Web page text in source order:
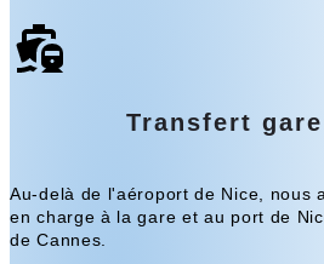
Transfert
Au-delà de l'aéroport de Nice, nous
en charge à la gare et au port de
de Cannes.